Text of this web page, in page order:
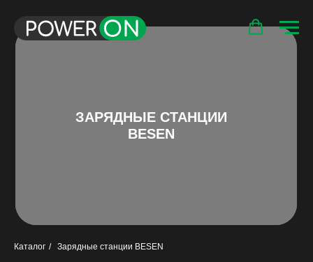
ЗАРЯДНЫЕ СТАНЦИИ
BESEN
Каталог / Зарядные станции BESEN